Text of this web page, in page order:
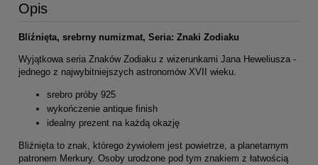
Opis
Bliźnięta, srebrny numizmat, Seria: Znaki Zodiaku
Wyjątkowa seria Znaków Zodiaku z wizerunkami Jana Heweliusza -
jednego z najwybitniejszych astronomów XVII wieku.
srebro próby 925
wykończenie antique finish
idealny prezent na każdą okazję
Bliźnięta to znak, którego żywiołem jest powietrze, a planetarnym
patronem Merkury. Osoby urodzone pod tym znakiem z łatwością